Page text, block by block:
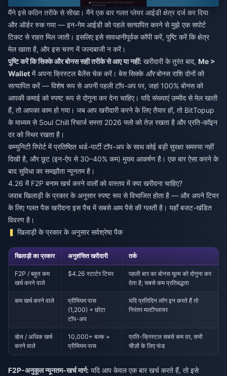
मैंने इसे कठिन तरीके से सीखा। मैंने एक बार गलत प्लेयर आईडी क्षेत्र दर्ज कर दिया
और ऑर्डर रुक गया — इन-गेम आईडी को पहले सत्यापित करने से मुझे एक सपोर्ट
टिकट से राहत मिल जाती। इसलिए इसे सावधानीपूर्वक कॉपी करें, पुष्टि करें कि क्षेत्र
मेल खाता है, और इस चरण में जल्दबाजी न करें।
पुष्टि करें कि सिक्के और बोनस सही तरीके से आए या नहीं: खरीदारी के तुरंत बाद, Me >
Wallet में अपना क्रिस्टल बैलेंस चेक करें। बेस सिक्के औरबोनस राशि दोनों को
सत्यापित करें — विशेष रूप से अपनी पहली टॉप-अप पर, जहां 100% बोनस को
आपकी कमाई को स्पष्ट रूप से दोगुना कर देना चाहिए। यदि संख्याएं उम्मीद से मेल खाती
हैं, तो आपका काम हो गया। जब आप खरीदारी करने के लिए तैयार हों, तो BitTopup
के माध्यम से Soul Chill रिचार्ज सस्ता 2026 फ्लो को तेज़ रखता है और प्रति-कॉइन
दर को स्थिर रखता है।
कम्युनिटी रिपोर्ट में प्रतिष्ठित थर्ड-पार्टी टॉप-अप के साथ कोई बड़ी सुरक्षा समस्या नहीं
दिखी है, और छूट (इन-ऐप से 30–40% कम) मुख्य आकर्षण है। एक बार ऐसा करने के
बाद सुविधा का समझौता न्यूनतम है।
4.26 में F2P बनाम खर्च करने वालों को वास्तव में क्या खरीदना चाहिए?
जवाब खिलाड़ी के प्रकार के अनुसार स्पष्ट रूप से विभाजित होता है — और अपने टियर
के लिए गलत पैक खरीदना इस पैच में सबसे आम पैसे की गलती है। यहाँ बजट-खंडित
विवरण है।
खिलाड़ी के प्रकार के अनुसार सर्वश्रेष्ठ पैक
खिलाड़ी का प्रकार अनुशंसित खरीदारी तर्क
F2P / बहुत कम
खर्च करने वाले
$4.26 स्टार्टर टियर
पहली बार का बोनस मूल्य को दोगुना कर
देता है; सबसे कम प्रतिबद्धता
कम खर्च करने वाले
प्रीमियम पास
(1,200) + छोटा
टॉप-अप
यदि प्रतिदिन लॉग इन करते हैं तो
निरंतर मल्टीप्लायर
व्हेल / अधिक खर्च
करने वाले
10,000+ बल्क +
प्रीमियम पास
प्रति-क्रिस्टल सबसे कम दर, सभी
चीज़ों के लिए फंड
F2P-अनुकूल न्यूनतम-खर्च मार्ग: यदि आप केवल एक बार खर्च करते हैं, तो इसे